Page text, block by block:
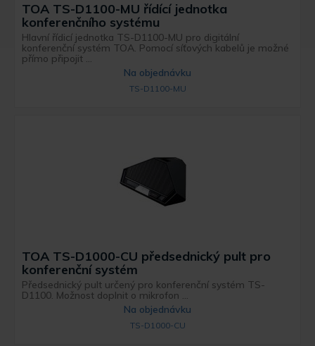
TOA TS-D1100-MU řídící jednotka
konferenčního systému
Hlavní řídicí jednotka TS-D1100-MU pro digitální
konferenční systém TOA. Pomocí síťových kabelů je možné
přímo připojit ...
Na objednávku
TS-D1100-MU
TOA TS-D1000-CU předsednický pult pro
konferenční systém
Předsednický pult určený pro konferenční systém TS-
D1100. Možnost doplnit o mikrofon ...
Na objednávku
TS-D1000-CU